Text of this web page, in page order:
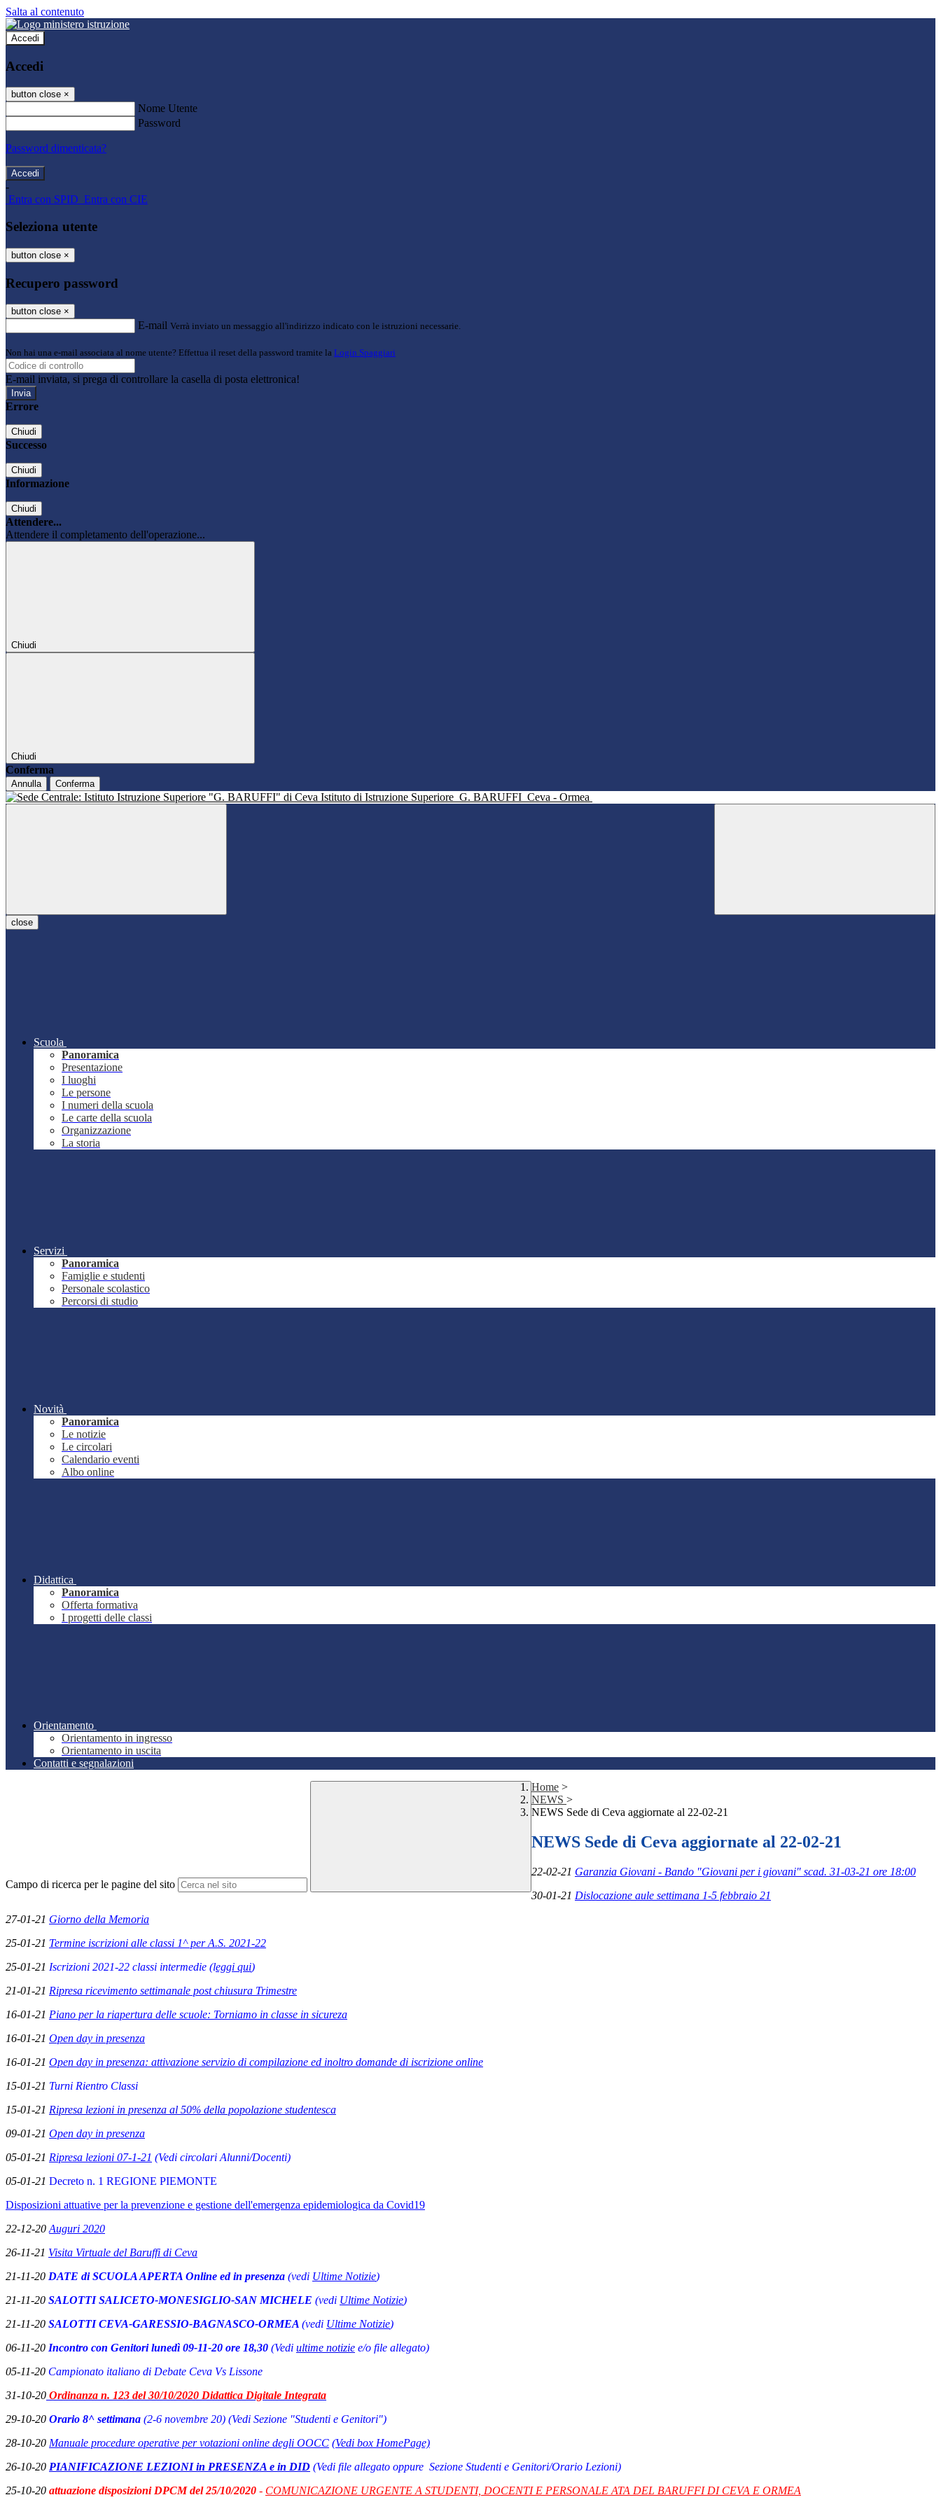
Salta al contenuto
Accedi
Accedi
button close ×
Nome Utente
Password
Password dimenticata?
-
Entra con SPID Entra con CIE
Seleziona utente
button close ×
Recupero password
button close ×
E-mail Verrà inviato un messaggio all'indirizzo indicato con le istruzioni necessarie.
Non hai una e-mail associata al nome utente? Effettua il reset della password tramite la Login Spaggiari
E-mail inviata, si prega di controllare la casella di posta elettronica!
Errore
Chiudi
Successo
Chiudi
Informazione
Chiudi
Attendere...
Attendere il completamento dell'operazione...
Chiudi
Chiudi
Conferma
Annulla Conferma
Istituto di Istruzione Superiore G. BARUFFI Ceva - Ormea
close
Scuola
Panoramica
Presentazione
I luoghi
Le persone
I numeri della scuola
Le carte della scuola
Organizzazione
La storia
Servizi
Panoramica
Famiglie e studenti
Personale scolastico
Percorsi di studio
Novità
Panoramica
Le notizie
Le circolari
Calendario eventi
Albo online
Didattica
Panoramica
Offerta formativa
I progetti delle classi
Orientamento
Orientamento in ingresso
Orientamento in uscita
Contatti e segnalazioni
Campo di ricerca per le pagine del sito
Home >
NEWS >
NEWS Sede di Ceva aggiornate al 22-02-21
NEWS Sede di Ceva aggiornate al 22-02-21
22-02-21 Garanzia Giovani - Bando "Giovani per i giovani" scad. 31-03-21 ore 18:00
30-01-21 Dislocazione aule settimana 1-5 febbraio 21
27-01-21 Giorno della Memoria
25-01-21 Termine iscrizioni alle classi 1^ per A.S. 2021-22
25-01-21 Iscrizioni 2021-22 classi intermedie (leggi qui)
21-01-21 Ripresa ricevimento settimanale post chiusura Trimestre
16-01-21 Piano per la riapertura delle scuole: Torniamo in classe in sicureza
16-01-21 Open day in presenza
16-01-21 Open day in presenza: attivazione servizio di compilazione ed inoltro domande di iscrizione online
15-01-21 Turni Rientro Classi
15-01-21 Ripresa lezioni in presenza al 50% della popolazione studentesca
09-01-21 Open day in presenza
05-01-21 Ripresa lezioni 07-1-21 (Vedi circolari Alunni/Docenti)
05-01-21 Decreto n. 1 REGIONE PIEMONTE
Disposizioni attuative per la prevenzione e gestione dell'emergenza epidemiologica da Covid19
22-12-20 Auguri 2020
26-11-21 Visita Virtuale del Baruffi di Ceva
21-11-20 DATE di SCUOLA APERTA Online ed in presenza (vedi Ultime Notizie)
21-11-20 SALOTTI SALICETO-MONESIGLIO-SAN MICHELE (vedi Ultime Notizie)
21-11-20 SALOTTI CEVA-GARESSIO-BAGNASCO-ORMEA (vedi Ultime Notizie)
06-11-20 Incontro con Genitori lunedì 09-11-20 ore 18,30 (Vedi ultime notizie e/o file allegato)
05-11-20 Campionato italiano di Debate Ceva Vs Lissone
31-10-20 Ordinanza n. 123 del 30/10/2020 Didattica Digitale Integrata
29-10-20 Orario 8^ settimana (2-6 novembre 20) (Vedi Sezione "Studenti e Genitori")
28-10-20 Manuale procedure operative per votazioni online degli OOCC (Vedi box HomePage)
26-10-20 PIANIFICAZIONE LEZIONI in PRESENZA e in DID (Vedi file allegato oppure Sezione Studenti e Genitori/Orario Lezioni)
25-10-20 attuazione disposizioni DPCM del 25/10/2020 - COMUNICAZIONE URGENTE A STUDENTI, DOCENTI E PERSONALE ATA DEL BARUFFI DI CEVA E ORMEA